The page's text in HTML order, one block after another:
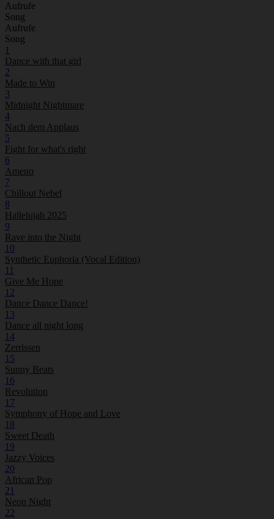
Aufrufe
Song
Aufrufe
Song
1
Dance with that girl
2
Made to Win
3
Midnight Nightmare
4
Nach dem Applaus
5
Fight for what's right
6
Ameno
7
Chillout Nebel
8
Hallelujah 2025
9
Rave into the Night
10
Synthetic Euphoria (Vocal Edition)
11
Give Me Hope
12
Dance Dance Dance!
13
Dance all night long
14
Zerrissen
15
Sunny Beats
16
Revolution
17
Symphony of Hope and Love
18
Sweet Death
19
Jazzy Voices
20
African Pop
21
Neon Night
22